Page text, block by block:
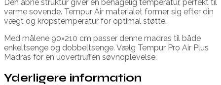
Den åbne struktur giver en behagelig temperatur, perfekt til
varme sovende. Tempur Air materialet former sig efter din
vægt og kropstemperatur for optimal støtte.
Med målene 90×210 cm passer denne madras til både
enkeltsenge og dobbeltsenge. Vælg Tempur Pro Air Plus
Madras for en uovertruffen søvnoplevelse.
Yderligere information